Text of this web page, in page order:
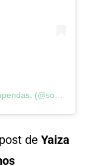
Una publicación compartida de Somos Estupendas. (@somosestupendas)
de Yaiza